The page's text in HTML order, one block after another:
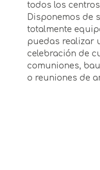
todos los
Disponemos de
totalmente
puedas realizar
celebración de
comuniones,
o reuniones de